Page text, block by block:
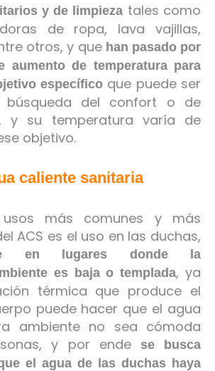
y de limpieza tales como
de ropa, lava vajillas,
otros, y que han pasado por
aumento de temperatura para
específico que puede ser
del confort o de
y su temperatura varía de
objetivo.
caliente sanitaria
más comunes y más
ACS es el uso en las duchas,
en lugares donde la
es baja o templada, ya
térmica que produce el
puede hacer que el agua
ambiente no sea cómoda
y por ende
se busca
el agua de las duchas haya